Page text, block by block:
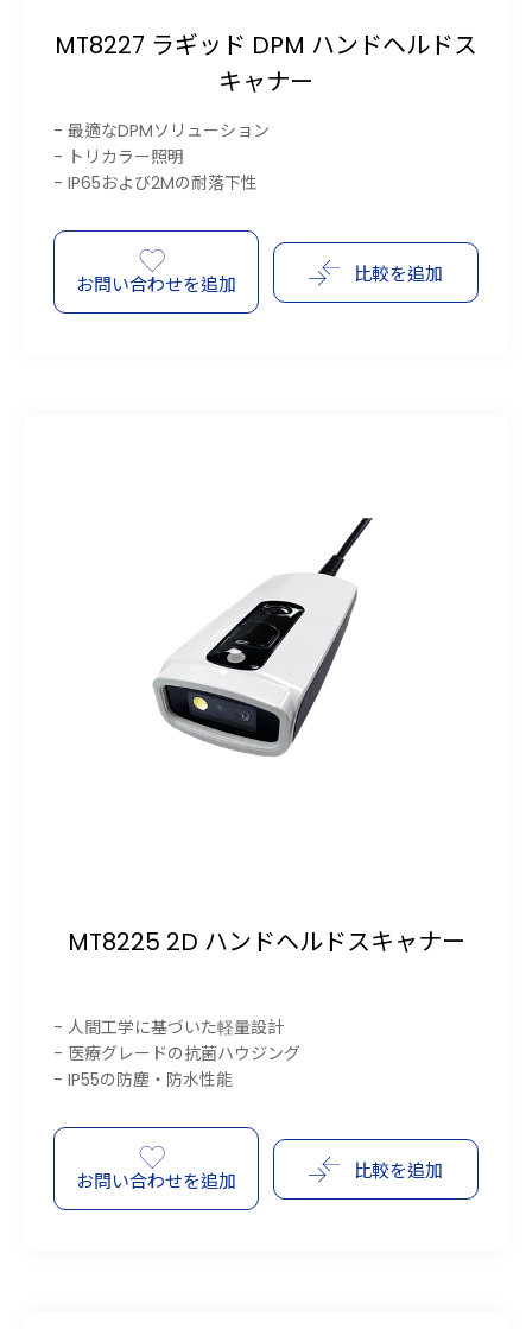
MT8227 ラギッド DPM ハンドヘルドス
キャナー
- 最適なDPMソリューション
- トリカラー照明
- IP65および2Mの耐落下性
お問い合わせを追加 比較を追加
MT8225 2D ハンドヘルドスキャナー
- 人間工学に基づいた軽量設計
- 医療グレードの抗菌ハウジング
- IP55の防塵・防水性能
お問い合わせを追加 比較を追加